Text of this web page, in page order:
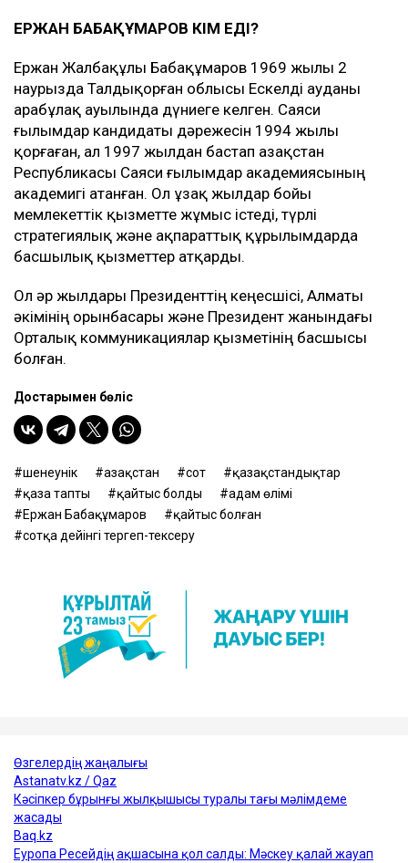
ЕРЖАН БАБАҚҰМАРОВ КІМ ЕДІ?
Ержан Жалбақұлы Бабақұмаров 1969 жылы 2
наурызда Талдықорған облысы Ескелді ауданы
Қарабұлақ ауылында дүниеге келген. Саяси
ғылымдар кандидаты дәрежесін 1994 жылы
қорғаған, ал 1997 жылдан бастап Қазақстан
Республикасы Саяси ғылымдар академиясының
академигі атанған. Ол ұзақ жылдар бойы
мемлекеттік қызметте жұмыс істеді, түрлі
стратегиялық және ақпараттық құрылымдарда
басшылық қызметтер атқарды.
Ол әр жылдары Президенттің кеңесшісі, Алматы
әкімінің орынбасары және Президент жанындағы
Орталық коммуникациялар қызметінің басшысы
болған.
Достарыңмен бөліс
шенеунік Қазақстан сот
қазақстандықтар
қаза тапты
қайтыс болды
адам өлімі
Ержан Бабақұмаров
қайтыс болған
сотқа дейінгі тергеп-тексеру